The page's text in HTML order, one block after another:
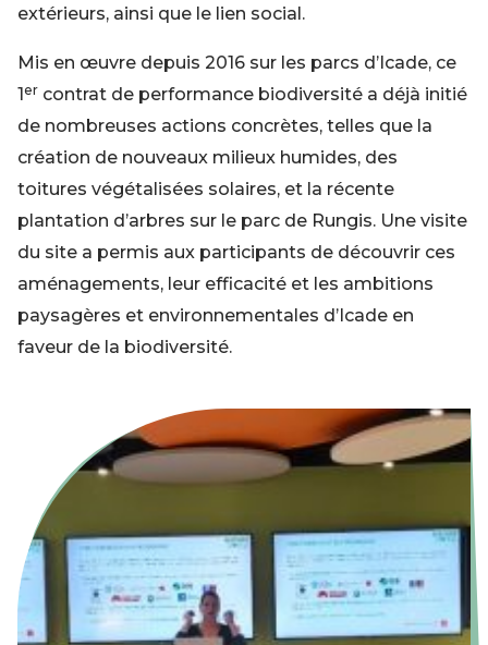
extérieurs, ainsi que le lien social.
Mis en œuvre depuis 2016 sur les parcs d’Icade, ce
1er contrat de performance biodiversité a déjà initié
de nombreuses actions concrètes, telles que la
création de nouveaux milieux humides, des
toitures végétalisées solaires, et la récente
plantation d’arbres sur le parc de Rungis. Une visite
du site a permis aux participants de découvrir ces
aménagements, leur efficacité et les ambitions
paysagères et environnementales d’Icade en
faveur de la biodiversité.